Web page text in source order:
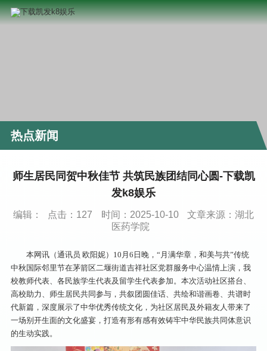
热点新闻
师生居民同贺中秋佳节 共筑民族团结同心圆-下载凯
发k8娱乐
编辑： 点击： 127 时间：2025-10-10
文章来源：湖北
医药学院
本网讯（通讯员 欧阳妮）10月6日晚，“月满华章，和美与共”传统
中秋国际邻里节在茅箭区二堰街道吉祥社区党群服务中心温情上演，我
校教师代表、各民族学生代表及留学生代表参加。本次活动社区搭台、
高校助力、师生居民共同参与，共叙团圆佳话、共绘和谐画卷、共谱时
代新篇，深度展示了中华优秀传统文化，为社区居民及外籍友人带来了
一场别开生面的文化盛宴，打造有形有感有效铸牢中华民族共同体意识
的生动实践。